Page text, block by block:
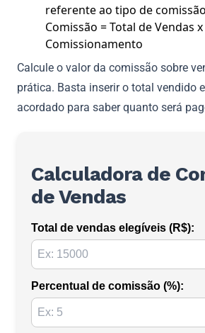
referente ao tipo de
Comissão = Total de Vendas
Comissionamento
Calcule o valor da comissão sobre
prática. Basta inserir o total vendido
acordado para saber quanto será
Calculadora de
de Vendas
Total de vendas elegíveis (R$):
Percentual de comissão (%):